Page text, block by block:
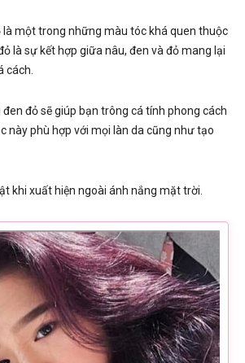
là một trong những màu tóc khá quen thuộc
là sự kết hợp giữa nâu, đen và đỏ mang lại
cách.
đỏ sẽ giúp bạn trông cá tính phong cách
này phù hợp với mọi làn da cũng như tạo
khi xuất hiện ngoài ánh nắng mặt trời.